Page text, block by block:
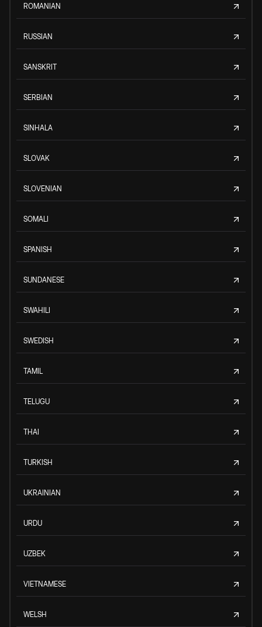
ROMANIAN
RUSSIAN
SANSKRIT
SERBIAN
SINHALA
SLOVAK
SLOVENIAN
SOMALI
SPANISH
SUNDANESE
SWAHILI
SWEDISH
TAMIL
TELUGU
THAI
TURKISH
UKRAINIAN
URDU
UZBEK
VIETNAMESE
WELSH